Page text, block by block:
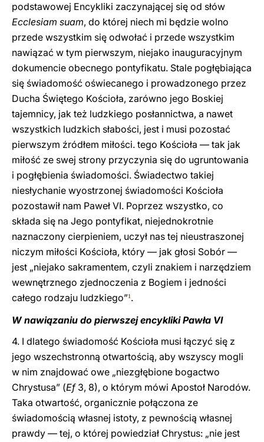
podstawowej Encykliki zaczynającej się od słów
Ecclesiam suam, do której niech mi będzie wolno
przede wszystkim się odwołać i przede wszystkim
nawiązać w tym pierwszym, niejako inauguracyjnym
dokumencie obecnego pontyfikatu. Stale pogłębiająca
się świadomość oświecanego i prowadzonego przez
Ducha Świętego Kościoła, zarówno jego Boskiej
tajemnicy, jak też ludzkiego posłannictwa, a nawet
wszystkich ludzkich słabości, jest i musi pozostać
pierwszym źródłem miłości. tego Kościoła — tak jak
miłość ze swej strony przyczynia się do ugruntowania
i pogłębienia świadomości. Świadectwo takiej
niesłychanie wyostrzonej świadomości Kościoła
pozostawił nam Paweł VI. Poprzez wszystko, co
składa się na Jego pontyfikat, niejednokrotnie
naznaczony cierpieniem, uczył nas tej nieustraszonej
niczym miłości Kościoła, który — jak głosi Sobór —
jest „niejako sakramentem, czyli znakiem i narzędziem
wewnętrznego zjednoczenia z Bogiem i jedności
całego rodzaju ludzkiego”1.
W nawiązaniu do pierwszej encykliki Pawła VI
4. I dlatego świadomość Kościoła musi łączyć się z
jego wszechstronną otwartością, aby wszyscy mogli
w nim znajdować owe „niezgłębione bogactwo
Chrystusa” (Ef3, 8), o którym mówi Apostoł Narodów.
Taka otwartość, organicznie połączona ze
świadomością własnej istoty, z pewnością własnej
prawdy — tej, o której powiedział Chrystus: „nie jest